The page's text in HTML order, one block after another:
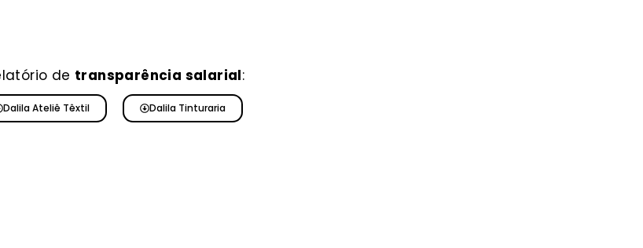
de transparência salarial:
Dalila Ateliê Têxtil Dalila Tinturaria